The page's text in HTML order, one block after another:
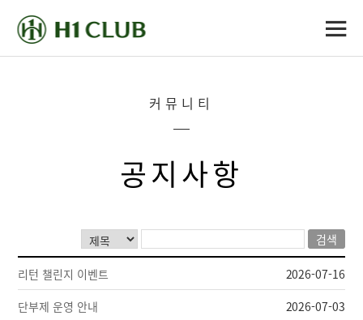
커뮤니티
공지사항
검색
리턴 챌린지 이벤트
2026-07-16
단부제 운영 안내
2026-07-03